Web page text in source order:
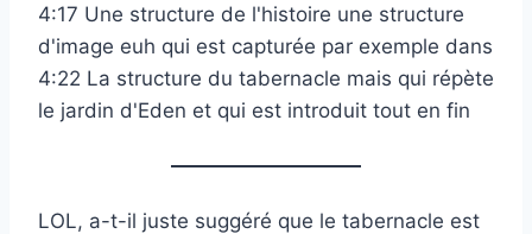
4:17 Une structure de l'histoire une structure
d'image euh qui est capturée par exemple dans
4:22 La structure du tabernacle mais qui répète
le jardin d'Eden et qui est introduit tout en fin
LOL, a-t-il juste suggéré que le tabernacle est